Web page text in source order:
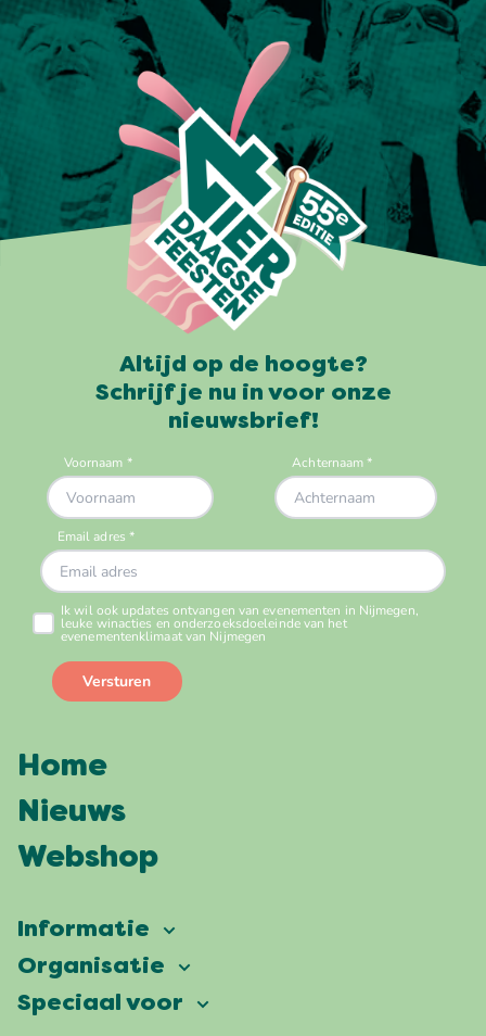
Altijd op de hoogte?
Schrijf je nu in voor onze
nieuwsbrief!
Home
Nieuws
Webshop
Informatie
Vierdaagsefeesten
Veelgestelde vragen
Organisatie
Onze ambitie
Speciaal voor